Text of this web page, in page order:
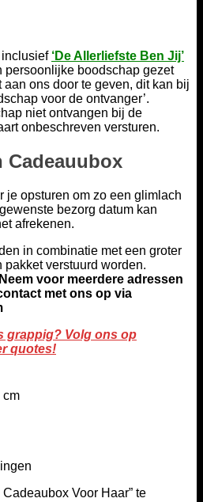
inclusief ‘De Allerliefste Ben Jij’
persoonlijke boodschap gezet
ons door te geven, dit kan bij
voor de ontvanger’.
niet ontvangen bij de
onbeschreven versturen.
Cadeauubox
je opsturen om zo een glimlach
bezorg datum kan
afrekenen.
in combinatie met een groter
pakket verstuurd worden.
Neem voor meerdere adressen
met ons op via
grappig? Volg ons op
quotes!
cm
Voor Haar” te